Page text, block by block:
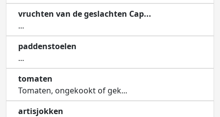
vruchten van de geslachten Cap...
...
paddenstoelen
...
tomaten
Tomaten, ongekookt of gek...
artisjokken